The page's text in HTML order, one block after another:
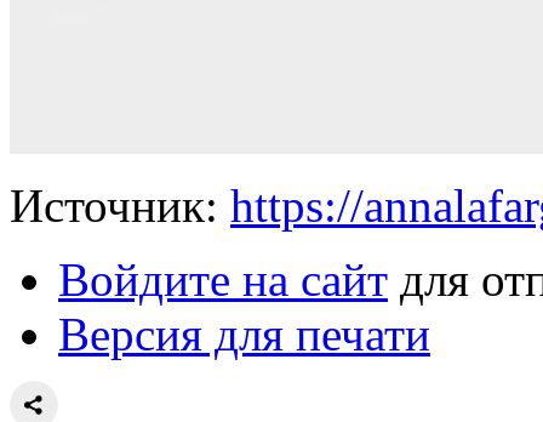
Источник: https://
Войдите на сайт для
Версия для печати